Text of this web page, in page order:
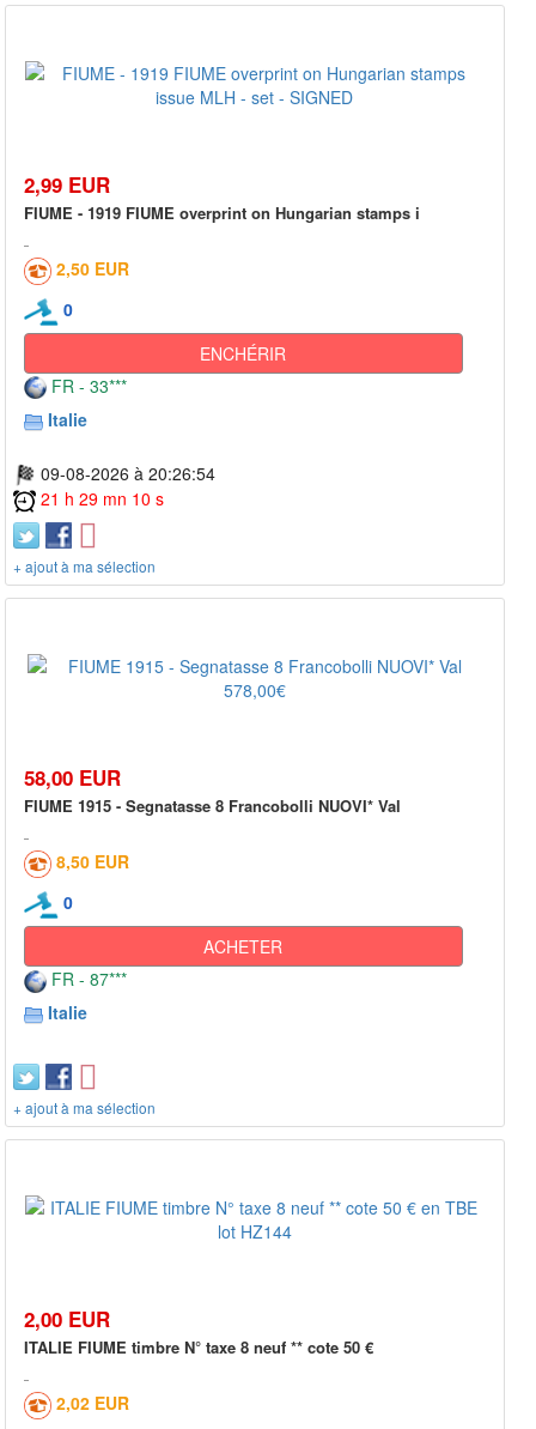
2,99 EUR
FIUME - 1919 FIUME overprint on Hungarian stamps i
2,50 EUR
0
ENCHÉRIR
FR - 33***
Italie
09-08-2026 à 20:26:54
21 h 29 mn 10 s
+ ajout à ma sélection
58,00 EUR
FIUME 1915 - Segnatasse 8 Francobolli NUOVI* Val
8,50 EUR
0
ACHETER
FR - 87***
Italie
+ ajout à ma sélection
2,00 EUR
ITALIE FIUME timbre N° taxe 8 neuf ** cote 50 €
2,02 EUR